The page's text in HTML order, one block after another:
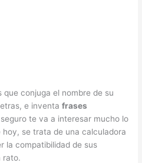
que conjuga el nombre de su
e inventafrases
seguro te va a interesar mucho lo
se trata de una calculadora
la compatibilidad de sus
rato.